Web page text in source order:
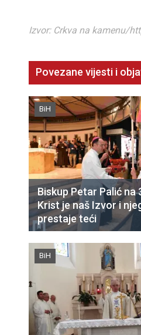
Izvor: Crkva na kamenu/
Povezane vijesti i
BiH
Biskup Petar Palić na
Krist je naš Izvor i
prestaje teći
BiH